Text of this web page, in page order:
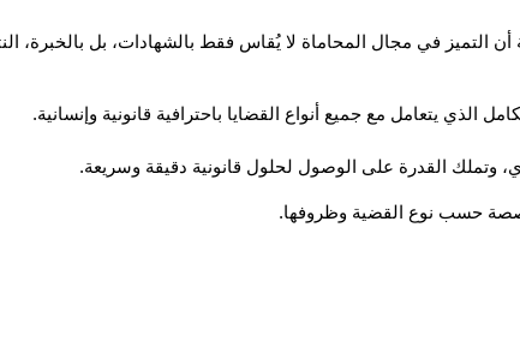
يتعامل مع جميع أنواع القضايا باحترافية قانونية وإنسانية.
حسب نوع القضية وظروفها.